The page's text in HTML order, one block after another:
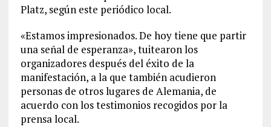
Platz, según este periódico local.
«Estamos impresionados. De hoy tiene que partir
una señal de esperanza», tuitearon los
organizadores después del éxito de la
manifestación, a la que también acudieron
personas de otros lugares de Alemania, de
acuerdo con los testimonios recogidos por la
prensa local.